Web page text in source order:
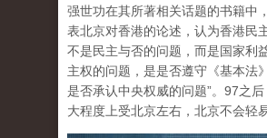
强世功在其所著相关话题的书籍中
表北京对香港的论述，认为香港民
不是民主与否的问题，而是国家利
主权的问题，是是否遵守《基本法
是否承认中央权威的问题”。97之
大程度上受北京左右，北京不会轻